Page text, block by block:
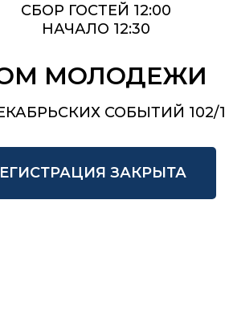
СБОР ГОСТЕЙ 12:00
НАЧАЛО 12:30
МОЛОДЕЖИ
СОБЫТИЙ 102/1
ЗАКРЫТА